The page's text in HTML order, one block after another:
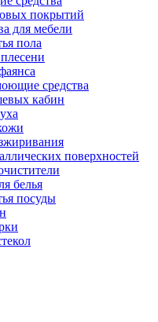
покрытий
для мебели
пола
средства
кабин
поверхностей
белья
посуды